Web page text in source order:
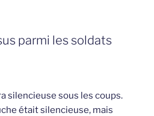
parmi les soldats
silencieuse sous les coups.
était silencieuse, mais